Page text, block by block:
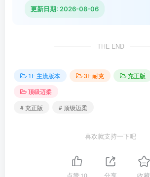
更新日期: 2026-08-06
THE END
1F 主流版本 3F 耐克 充正版
顶级迈柔
# 充正版
# 顶级迈柔
喜欢就支持一下吧